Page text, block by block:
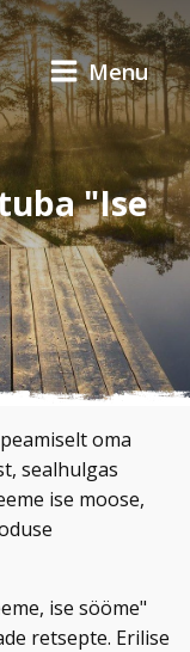
Menu
"Ise
oma
sealhulgas
ise moose,
ise sööme"
retsepte. Erilise